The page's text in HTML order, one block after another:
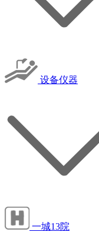
设备仪器
一城13院